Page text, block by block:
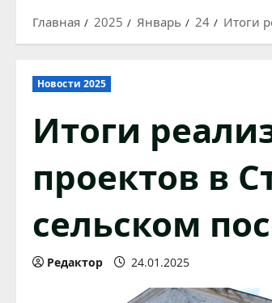
Главная 2025 Январь 24 Итоги
Новости 2025
Итоги
проектов в
сельском
Редактор 24.01.2025